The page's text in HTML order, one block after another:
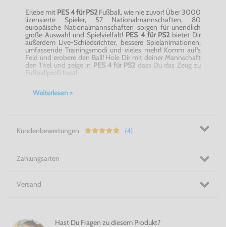
Erlebe mit PES 4 für PS2 Fußball, wie nie zuvor! Über 3000
lizensierte Spieler, 57 Nationalmannschaften, 80
europäische Nationalmannschaften sorgen für unendlich
große Auswahl und Spielvielfalt! PES 4 für PS2 bietet Dir
außerdem Live-Schiedsrichter, bessere Spielanimationen,
umfassende Trainingsmodi und vieles mehr! Komm auf's
Feld und erobere den Ball! Hole Dir mit deiner Mannschaft
den Titel und zeige in PES 4 für PS2 dass Du das Zeug zu
Fußballprofi hast!
Anstoss! - PES 4 für PS2
Weiterlesen >
Kundenbewertungen (4)
Zahlungsarten
Versand
Hast Du Fragen zu diesem Produkt?